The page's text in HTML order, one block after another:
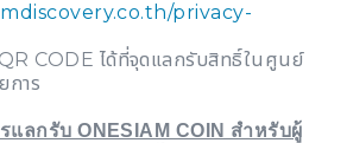
privacy-
CODE ได้ที่จุดแลกรับสิทธิ์ในศูนย์
การ
แลกรับ ONESIAM COIN สำหรับผู้